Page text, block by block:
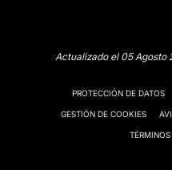
Actualizado el 05 Agosto
PROTECCIÓN DE DATOS
GESTIÓN DE COOKIES